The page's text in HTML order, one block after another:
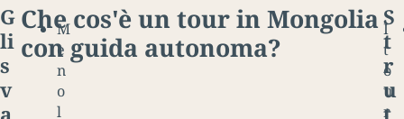
G
li
s
v
a
M
e
n
o
l
Che cos'è un tour in Mongolia
con guida autonoma?
I
t
o
u
r
S
t
r
u
t